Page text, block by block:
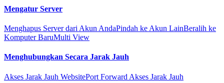
Mengatur Server
Menghapus Server dari Akun AndaPindah ke Akun LainBeralih ke
Komputer BaruMulti View
Menghubungkan Secara Jarak Jauh
Akses Jarak Jauh WebsitePort Forward Akses Jarak Jauh